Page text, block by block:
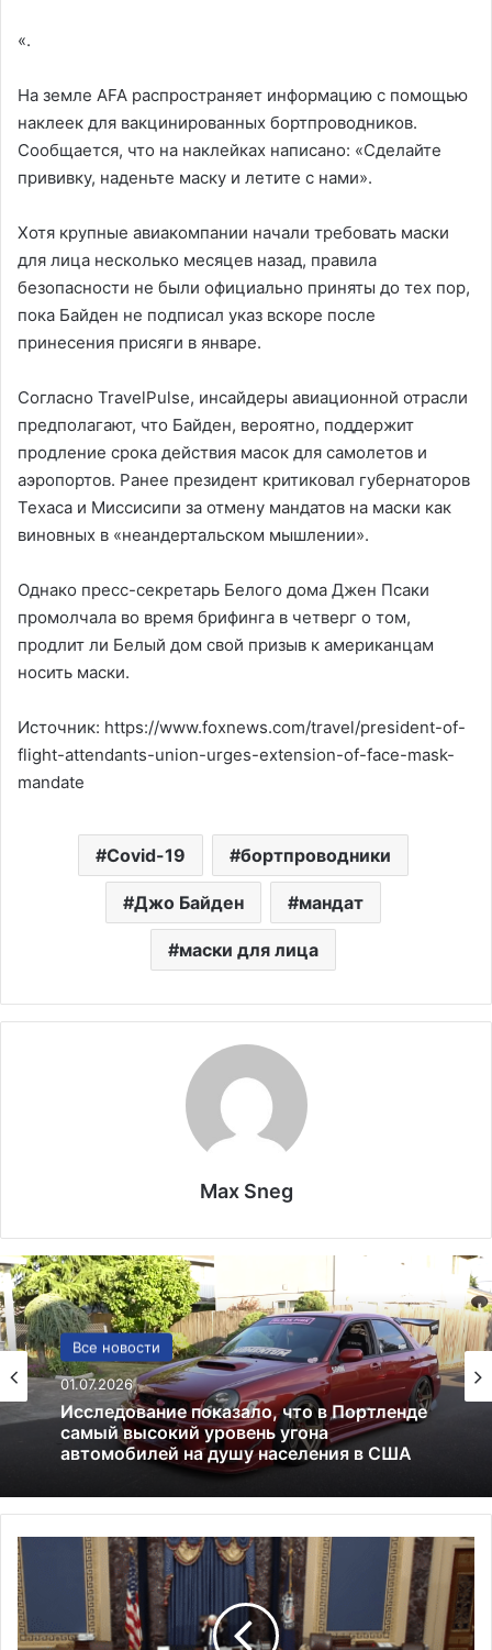
«.
На земле AFA распространяет информацию с помощью
наклеек для вакцинированных бортпроводников.
Сообщается, что на наклейках написано: «Сделайте
прививку, наденьте маску и летите с нами».
Хотя крупные авиакомпании начали требовать маски
для лица несколько месяцев назад, правила
безопасности не были официально приняты до тех пор,
пока Байден не подписал указ вскоре после
принесения присяги в январе.
Согласно TravelPulse, инсайдеры авиационной отрасли
предполагают, что Байден, вероятно, поддержит
продление срока действия масок для самолетов и
аэропортов. Ранее президент критиковал губернаторов
Техаса и Миссисипи за отмену мандатов на маски как
виновных в «неандертальском мышлении».
Однако пресс-секретарь Белого дома Джен Псаки
промолчала во время брифинга в четверг о том,
продлит ли Белый дом свой призыв к американцам
носить маски.
Источник: https://www.foxnews.com/travel/president-of-
flight-attendants-union-urges-extension-of-face-mask-
mandate
Covid-19 бортпроводники
Джо Байден мандат
маски для лица
Max Sneg
Все новости
01.07.2026
Исследование показало, что в Портленде
самый высокий уровень угона
автомобилей на душу населения в США
США
13.06.2025
Америка имеет огромный избыток сыра
С
е
н
а
т